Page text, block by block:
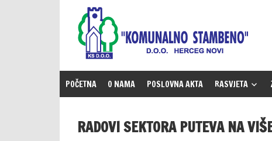
content
POČETNA O NAMA POSLOVNA AKTA RASVJETA
RADOVI SEKTORA PUTEVA NA